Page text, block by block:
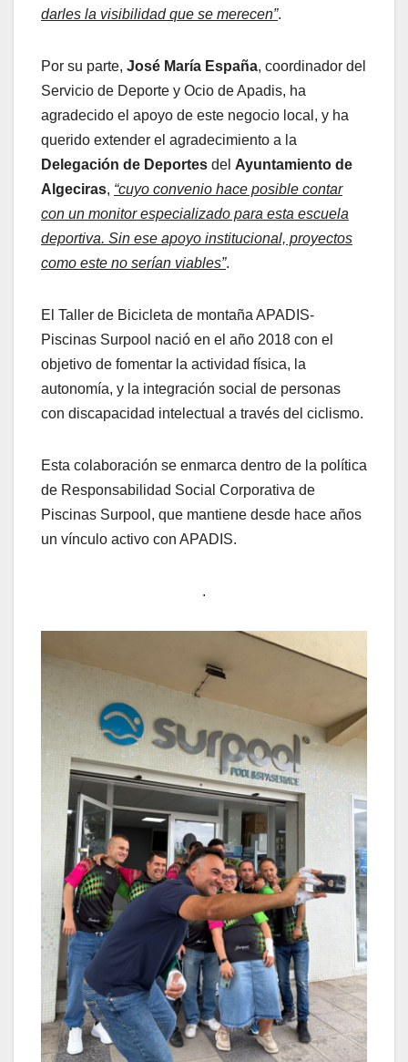
darles la visibilidad que se merecen”.
Por su parte, José María España, coordinador del
Servicio de Deporte y Ocio de Apadis, ha
agradecido el apoyo de este negocio local, y ha
querido extender el agradecimiento a la
Delegación de Deportes del Ayuntamiento de
Algeciras, “cuyo convenio hace posible contar
con un monitor especializado para esta escuela
deportiva. Sin ese apoyo institucional, proyectos
como este no serían viables”.
El Taller de Bicicleta de montaña APADIS-
Piscinas Surpool nació en el año 2018 con el
objetivo de fomentar la actividad física, la
autonomía, y la integración social de personas
con discapacidad intelectual a través del ciclismo.
Esta colaboración se enmarca dentro de la política
de Responsabilidad Social Corporativa de
Piscinas Surpool, que mantiene desde hace años
un vínculo activo con APADIS.
.